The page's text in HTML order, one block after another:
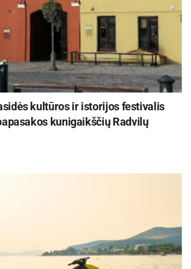
kultūros ir istorijos festivalis
kunigaikščių Radvilų